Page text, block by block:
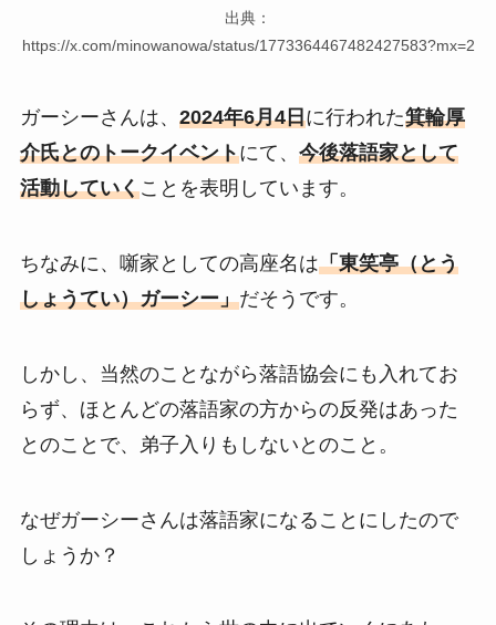
出典：
https://x.com/minowanowa/status/1773364467482427583?mx=2
ガーシーさんは、 2024年6月4日に行われた箕輪厚
介氏とのトークイベントにて、 今後落語家として
活動していくことを表明しています。
ちなみに、噺家としての高座名は「東笑亭（とう
しょうてい）ガーシー」だそうです。
しかし、当然のことながら落語協会にも入れてお
らず、ほとんどの落語家の方からの反発はあった
とのことで、弟子入りもしないとのこと。
なぜガーシーさんは落語家になることにしたので
しょうか？